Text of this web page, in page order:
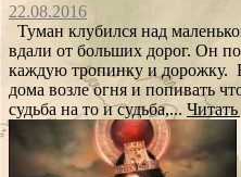
22.08.2016
Туман клубился над
вдали от больших дорог. Он
каждую тропинку и дорожку. В
дома возле огня и попивать
судьба на то и судьба,... Читать